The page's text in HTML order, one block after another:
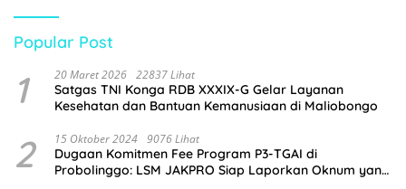
Popular Post
1 20 Maret 2026 22837 Lihat
Satgas TNI Konga RDB XXXIX-G Gelar Layanan
Kesehatan dan Bantuan Kemanusiaan di Maliobongo
2 15 Oktober 2024 9076 Lihat
Dugaan Komitmen Fee Program P3-TGAI di
Probolinggo: LSM JAKPRO Siap Laporkan Oknum yang